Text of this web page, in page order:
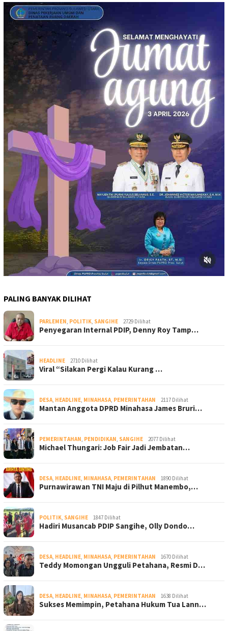
PALING BANYAK DILIHAT
PARLEMEN, POLITIK, SANGIHE 2729 Dilihat
Penyegaran Internal PDIP, Denny Roy Tamp…
HEADLINE 2710 Dilihat
Viral “Silakan Pergi Kalau Kurang …
DESA, HEADLINE, MINAHASA, PEMERINTAHAN 2117 Dilihat
Mantan Anggota DPRD Minahasa James Bruri…
PEMERINTAHAN, PENDIDIKAN, SANGIHE 2077 Dilihat
Michael Thungari: Job Fair Jadi Jembatan…
DESA, HEADLINE, MINAHASA, PEMERINTAHAN 1890 Dilihat
Purnawirawan TNI Maju di Pilhut Manembo,…
POLITIK, SANGIHE 1847 Dilihat
Hadiri Musancab PDIP Sangihe, Olly Dondo…
DESA, HEADLINE, MINAHASA, PEMERINTAHAN 1670 Dilihat
Teddy Momongan Ungguli Petahana, Resmi D…
DESA, HEADLINE, MINAHASA, PEMERINTAHAN 1638 Dilihat
Sukses Memimpin, Petahana Hukum Tua Lann…